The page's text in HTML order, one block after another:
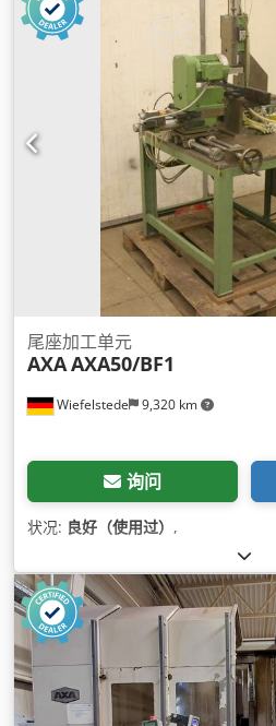
Wiefelstede 9,320 km
尾座加工单元
AXAAXA50/BF1
询问
状况: 良好（使用过） ,